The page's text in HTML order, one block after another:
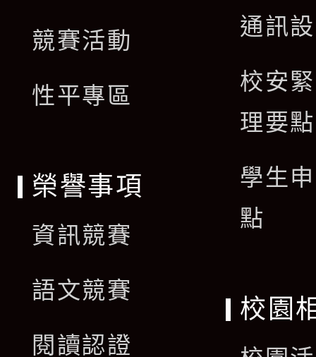
競賽活動
性平專區
通訊
校安
理要點
學生
點
榮譽事項
資訊競賽
語文競賽
閱讀認證
校園